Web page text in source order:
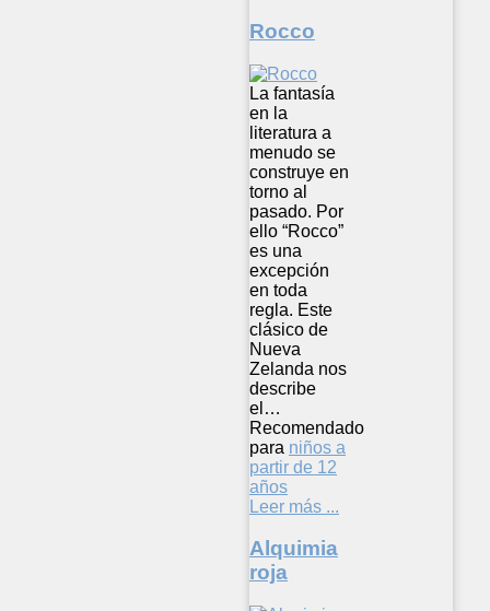
Rocco
La fantasía
en la
literatura a
menudo se
construye en
torno al
pasado. Por
ello “Rocco”
es una
excepción
en toda
regla. Este
clásico de
Nueva
Zelanda nos
describe
el…
Recomendado
para niños a
partir de 12
años
Leer más ...
Alquimia
roja